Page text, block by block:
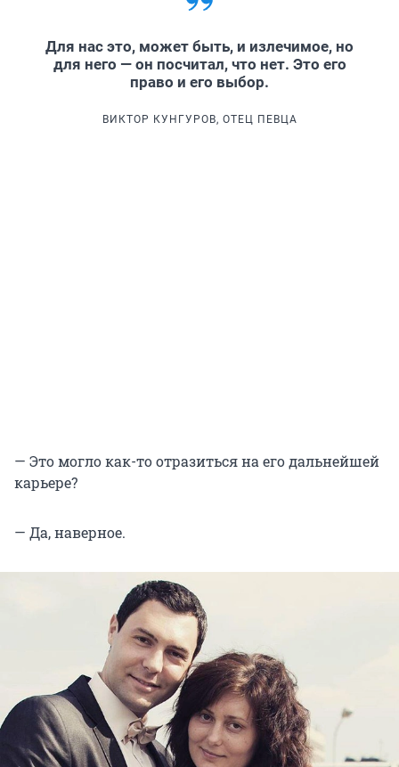
Для нас это, может быть, и излечимое, но
для него — он посчитал, что нет. Это его
право и его выбор.
ВИКТОР КУНГУРОВ, ОТЕЦ ПЕВЦА
— Это могло как-то отразиться на его дальнейшей
карьере?
— Да, наверное.